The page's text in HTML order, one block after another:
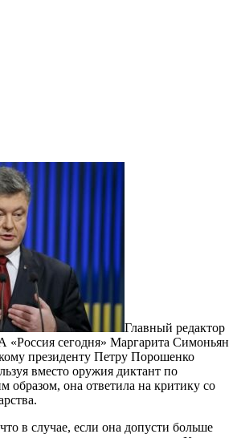
Главный редактор
«Россия сегодня» Маргарита Симоньян
президенту Петру Порошенко
вместо оружия диктант по
образом, она ответила на критику со
в случае, если она допусти больше